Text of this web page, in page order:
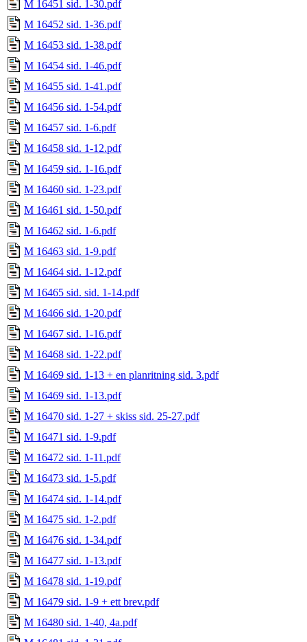
M 16451 sid. 1-30.pdf
M 16452 sid. 1-36.pdf
M 16453 sid. 1-38.pdf
M 16454 sid. 1-46.pdf
M 16455 sid. 1-41.pdf
M 16456 sid. 1-54.pdf
M 16457 sid. 1-6.pdf
M 16458 sid. 1-12.pdf
M 16459 sid. 1-16.pdf
M 16460 sid. 1-23.pdf
M 16461 sid. 1-50.pdf
M 16462 sid. 1-6.pdf
M 16463 sid. 1-9.pdf
M 16464 sid. 1-12.pdf
M 16465 sid. sid. 1-14.pdf
M 16466 sid. 1-20.pdf
M 16467 sid. 1-16.pdf
M 16468 sid. 1-22.pdf
M 16469 sid. 1-13 + en planritning sid. 3.pdf
M 16469 sid. 1-13.pdf
M 16470 sid. 1-27 + skiss sid. 25-27.pdf
M 16471 sid. 1-9.pdf
M 16472 sid. 1-11.pdf
M 16473 sid. 1-5.pdf
M 16474 sid. 1-14.pdf
M 16475 sid. 1-2.pdf
M 16476 sid. 1-34.pdf
M 16477 sid. 1-13.pdf
M 16478 sid. 1-19.pdf
M 16479 sid. 1-9 + ett brev.pdf
M 16480 sid. 1-40, 4a.pdf